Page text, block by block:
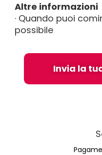
Altre informazioni
· Quando puoi
possibile
Invia la